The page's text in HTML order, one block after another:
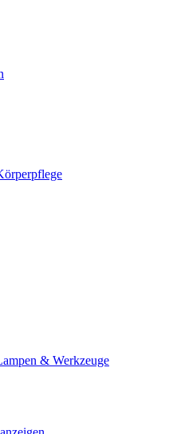
& Werkzeuge